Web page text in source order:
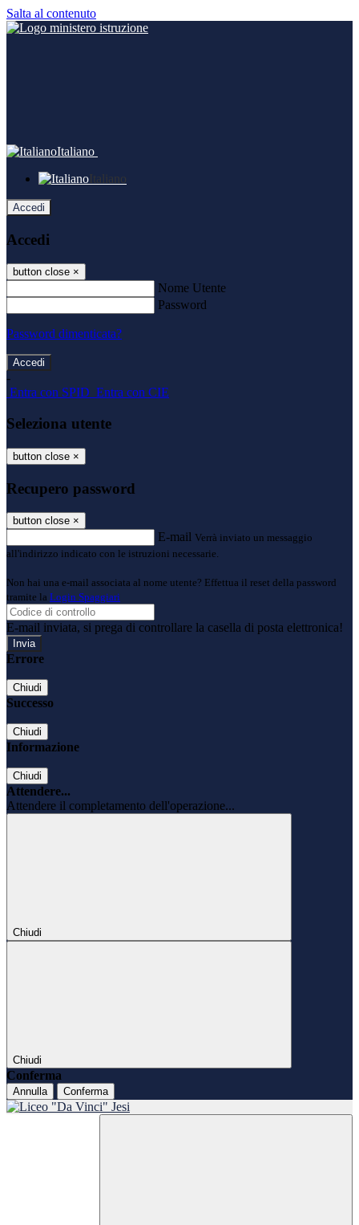
Salta al contenuto
Italiano
Italiano
Accedi
Accedi
button close ×
Nome Utente
Password
Password dimenticata?
-
Entra con SPID Entra con CIE
Seleziona utente
button close ×
Recupero password
button close ×
E-mail Verrà inviato un messaggio
all'indirizzo indicato con le istruzioni necessarie.
Non hai una e-mail associata al nome utente? Effettua il reset della password
tramite la Login Spaggiari
E-mail inviata, si prega di controllare la casella di posta elettronica!
Errore
Chiudi
Successo
Chiudi
Informazione
Chiudi
Attendere...
Attendere il completamento dell'operazione...
Chiudi
Chiudi
Conferma
Annulla Conferma